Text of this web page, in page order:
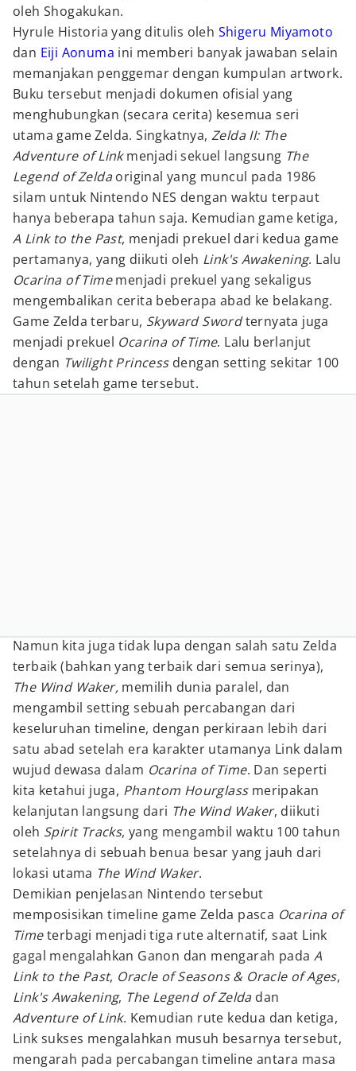
oleh Shogakukan.
Hyrule Historia yang ditulis oleh Shigeru Miyamoto
dan Eiji Aonuma ini memberi banyak jawaban selain
memanjakan penggemar dengan kumpulan artwork.
Buku tersebut menjadi dokumen ofisial yang
menghubungkan (secara cerita) kesemua seri
utama game Zelda. Singkatnya, Zelda II: The
Adventure of Linkmenjadi sekuel langsung The
Legend of Zeldaoriginal yang muncul pada 1986
silam untuk Nintendo NES dengan waktu terpaut
hanya beberapa tahun saja. Kemudian game ketiga,
A Link to the Past, menjadi prekuel dari kedua game
pertamanya, yang diikuti oleh Link's Awakening. Lalu
Ocarina of Timemenjadi prekuel yang sekaligus
mengembalikan cerita beberapa abad ke belakang.
Game Zelda terbaru, Skyward Swordternyata juga
menjadi prekuel Ocarina of Time. Lalu berlanjut
dengan Twilight Princessdengan setting sekitar 100
tahun setelah game tersebut.
Namun kita juga tidak lupa dengan salah satu Zelda
terbaik (bahkan yang terbaik dari semua serinya),
The Wind Waker, memilih dunia paralel, dan
mengambil setting sebuah percabangan dari
keseluruhan timeline, dengan perkiraan lebih dari
satu abad setelah era karakter utamanya Link dalam
wujud dewasa dalam Ocarina of Time. Dan seperti
kita ketahui juga, Phantom Hourglassmeripakan
kelanjutan langsung dari The Wind Waker, diikuti
oleh Spirit Tracks, yang mengambil waktu 100 tahun
setelahnya di sebuah benua besar yang jauh dari
lokasi utama The Wind Waker.
Demikian penjelasan Nintendo tersebut
memposisikan timeline game Zelda pasca Ocarina of
Timeterbagi menjadi tiga rute alternatif, saat Link
gagal mengalahkan Ganon dan mengarah pada A
Link to the Past, Oracle of Seasons & Oracle of Ages,
Link's Awakening, The Legend of Zeldadan
Adventure of Link. Kemudian rute kedua dan ketiga,
Link sukses mengalahkan musuh besarnya tersebut,
mengarah pada percabangan timeline antara masa